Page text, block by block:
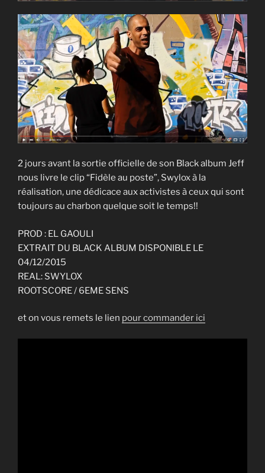
2 jours avant la sortie officielle de son Black album Jeff
nous livre le clip “Fidèle au poste”, Swylox à la
réalisation, une dédicace aux activistes à ceux qui sont
toujours au charbon quelque soit le temps!!
PROD : EL GAOULI
EXTRAIT DU BLACK ALBUM DISPONIBLE LE
04/12/2015
REAL: SWYLOX
ROOTSCORE / 6EME SENS
et on vous remets le lien pour commander ici